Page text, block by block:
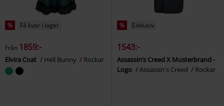
% Få kvar i lager
Från 1859:-
Elvira Coat Hell Bunny Rockar
% Exklusiv
1543:-
Assassin’s Creed X Musterbrand -
Logo
Assassin's Creed Rockar